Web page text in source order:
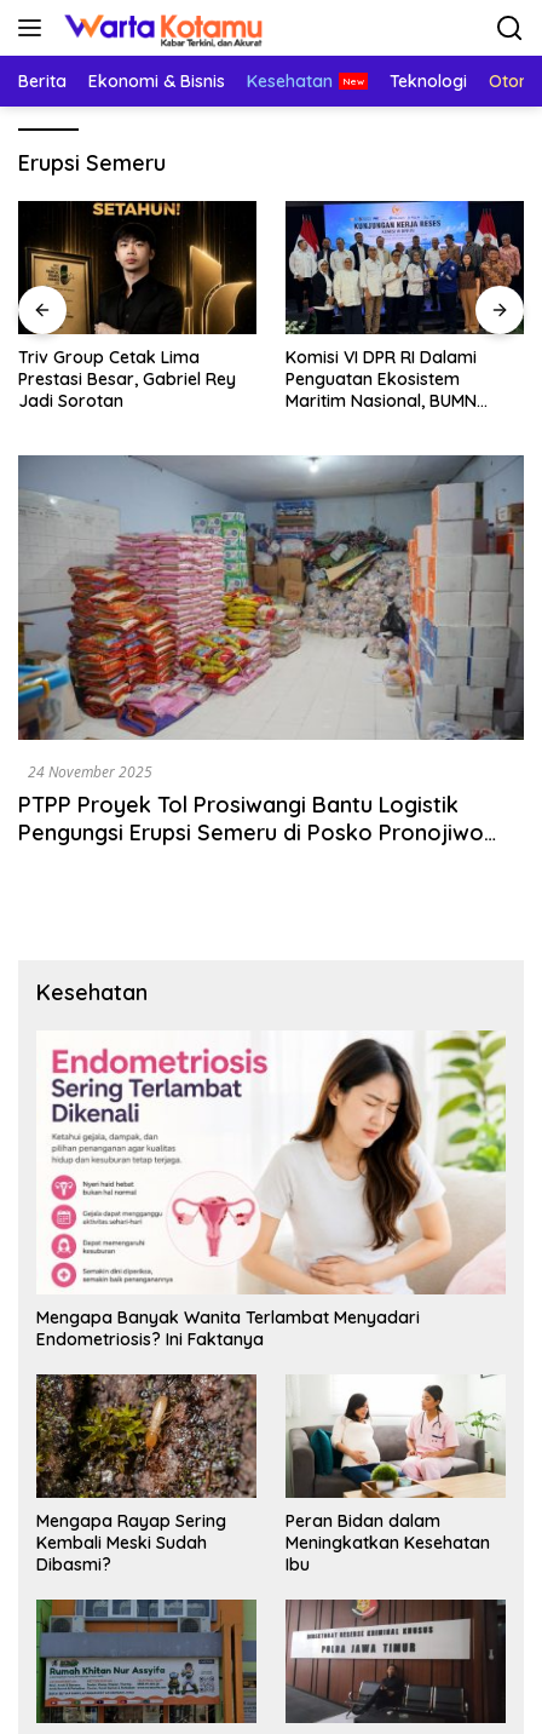
Langsung
Berita Ekonomi & Bisnis Kesehatan Teknologi
Erupsi Semeru
Triv Group Cetak Lima
Prestasi Besar, Gabriel Rey
Jadi Sorotan
Komisi VI DPR RI Dalami
Penguatan Ekosistem
Maritim Nasional, BUMN
24 November 2025
PTPP Proyek Tol Prosiwangi Bantu Logistik
Pengungsi Erupsi Semeru di Posko Pronojiwo
Kesehatan
Mengapa Banyak Wanita Terlambat Menyadari
Endometriosis? Ini Faktanya
Mengapa Rayap Sering
Kembali Meski Sudah
Dibasmi?
Peran Bidan dalam
Meningkatkan Kesehatan
Ibu